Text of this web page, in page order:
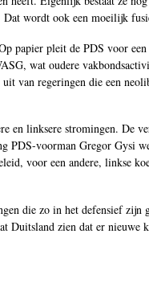
wordt ook een moeilijk
papier pleit de PDS voor
wat oudere
van regeringen die een
en linksere stromingen. De
PDS-voorman Gregor Gysi
voor een andere, linkse
die zo in het defensief zijn
Duitsland zien dat er nieuwe